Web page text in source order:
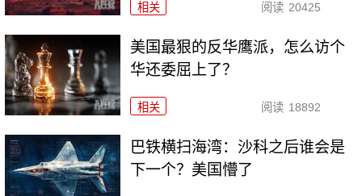
相关 阅读 20425
美国最狠的反华鹰派，怎么访个
华还委屈上了？
相关 阅读 18892
巴铁横扫海湾：沙科之后谁会是
下一个？美国懵了